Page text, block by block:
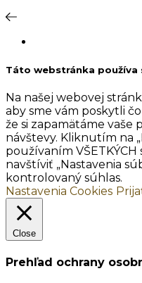
Táto webstránka používa
Na našej webovej
aby sme vám poskytli
že si zapamätáme vaše
návštevy. Kliknutím na
používaním
navštíviť „Nastavenia
kontrolovaný súhlas.
Nastavenia Cookies
Close
Prehľad ochrany